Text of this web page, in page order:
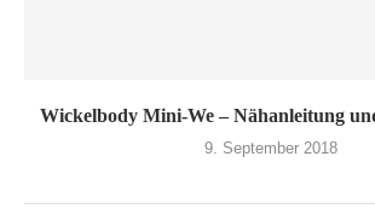
Wickelbody Mini-We – Nähanleitung
9. September 2018